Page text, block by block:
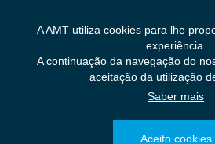
A AMT utiliza cookies para lhe
experiência.
A continuação da navegação do
aceitação da utilização
Saber mais
Aceito cookies